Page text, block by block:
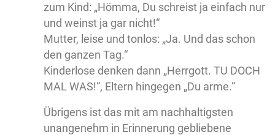
zum Kind: „Hömma, Du schreist ja einfach nur
und weinst ja gar nicht!“
Mutter, leise und tonlos: „Ja. Und das schon
den ganzen Tag.“
Kinderlose denken dann „Herrgott. TU DOCH
MAL WAS!“, Eltern hingegen „Du arme.“
Übrigens ist das mit am nachhaltigsten
unangenehm in Erinnerung gebliebene